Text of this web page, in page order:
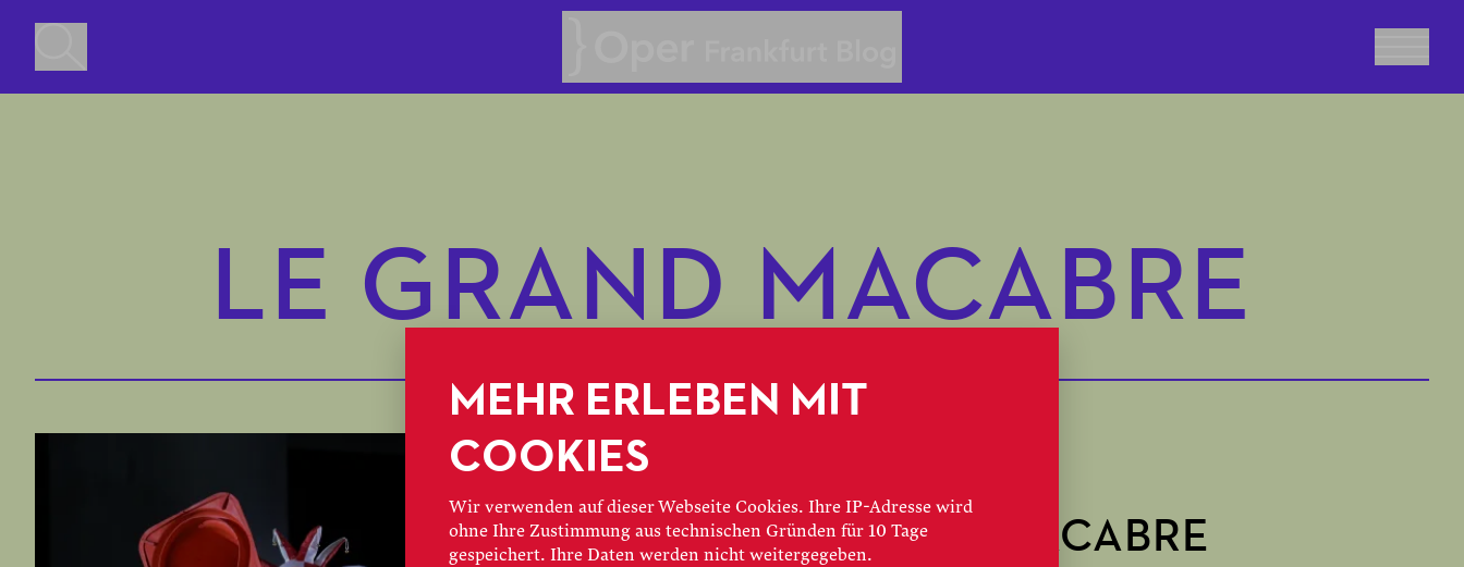
LE GRAND MACABRE
LE GRAND MACABRE
MEHR ERLEBEN MIT
COOKIES
Wir verwenden auf dieser Webseite Cookies. Ihre IP-Adresse wird
ohne Ihre Zustimmung aus technischen Gründen für 10 Tage
gespeichert. Ihre Daten werden nicht weitergegeben.